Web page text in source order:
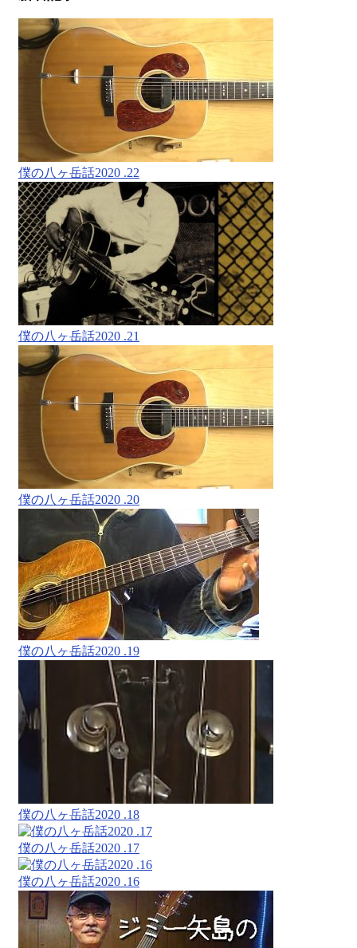
僕の八ヶ岳話2020 .22
僕の八ヶ岳話2020 .21
僕の八ヶ岳話2020 .20
僕の八ヶ岳話2020 .19
僕の八ヶ岳話2020 .18
僕の八ヶ岳話2020 .17
僕の八ヶ岳話2020 .16